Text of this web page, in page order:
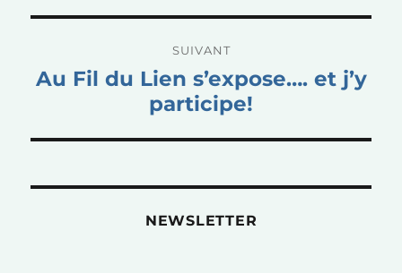
SUIVANT
Publication
suivante :
Au Fil du Lien s’expose…. et j’y
participe!
NEWSLETTER